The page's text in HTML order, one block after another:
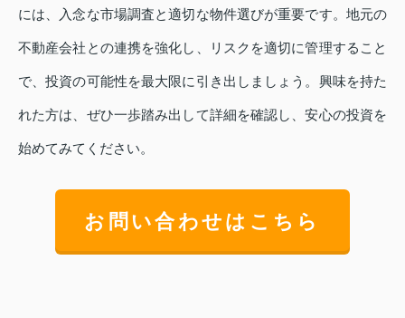
には、入念な市場調査と適切な物件選びが重要です。地元の
不動産会社との連携を強化し、リスクを適切に管理すること
で、投資の可能性を最大限に引き出しましょう。興味を持た
れた方は、ぜひ一歩踏み出して詳細を確認し、安心の投資を
始めてみてください。
お問い合わせはこちら